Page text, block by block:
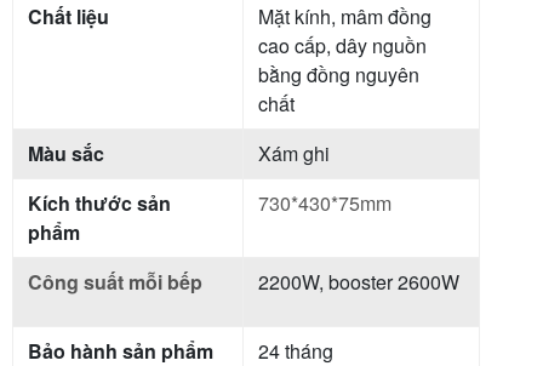
Chất liệu
Mặt kính, mâm đồng
cao cấp, dây nguồn
bằng đồng nguyên
chất
Màu sắc
Xám ghi
Kích thước sản
phẩm
730*430*75mm
Công suất mỗi bếp 2200W, booster 2600W
Bảo hành sản phẩm
24 tháng